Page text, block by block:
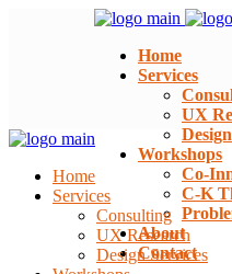
Home
Services
UX
Workshops
Co-
C-K
About
Contact
Home
Services
Consulting
UX Research
Design Services